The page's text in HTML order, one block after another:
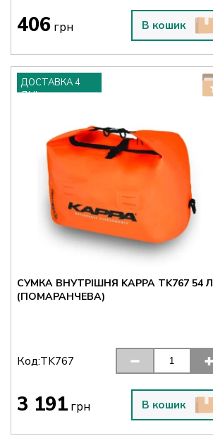
406 грн В кошик
ДОСТАВКА 4
ДНІ
СУМКА ВНУТРІШНЯ KAPPA TK767 54 Л
(ПОМАРАНЧЕВА)
Код:TK767
3 191грн В кошик